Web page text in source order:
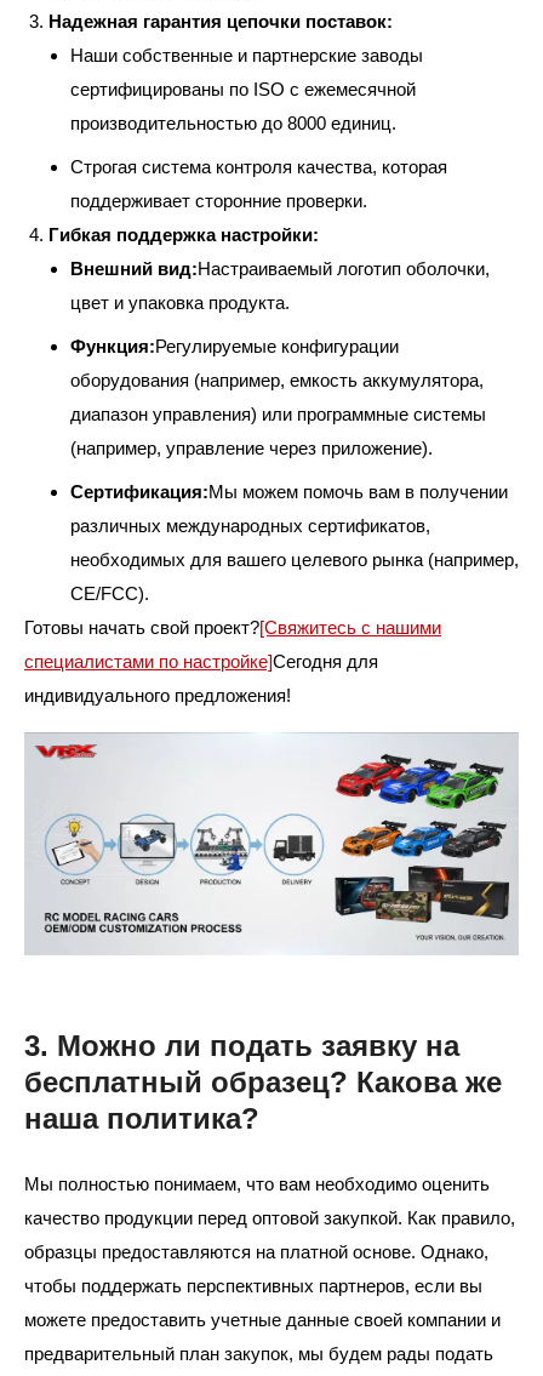
Надежная гарантия цепочки поставок:
Наши собственные и партнерские заводы
сертифицированы по ISO с ежемесячной
производительностью до 8000 единиц.
Строгая система контроля качества, которая
поддерживает сторонние проверки.
Гибкая поддержка настройки:
Внешний вид:Настраиваемый логотип оболочки,
цвет и упаковка продукта.
Функция:Регулируемые конфигурации
оборудования (например, емкость аккумулятора,
диапазон управления) или программные системы
(например, управление через приложение).
Сертификация:Мы можем помочь вам в получении
различных международных сертификатов,
необходимых для вашего целевого рынка (например,
CE/FCC).
Готовы начать свой проект?[Свяжитесь с нашими
специалистами по настройке]Сегодня для
индивидуального предложения!
3. Можно ли подать заявку на
бесплатный образец? Какова же
наша политика?
Мы полностью понимаем, что вам необходимо оценить
качество продукции перед оптовой закупкой. Как правило,
образцы предоставляются на платной основе. Однако,
чтобы поддержать перспективных партнеров, если вы
можете предоставить учетные данные своей компании и
предварительный план закупок, мы будем рады подать